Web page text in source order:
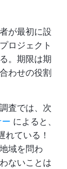
が最初に設
ロジェクト
。期限は期
わせの役割
査では、次
によると、
れている！
域を問わ
ないことは